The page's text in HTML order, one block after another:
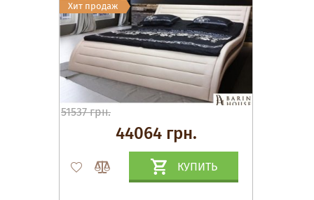
51537 грн.
44064 грн.
КУПИТЬ
Хит продаж